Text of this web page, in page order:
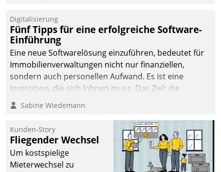
Digitalisierung
Fünf Tipps für eine erfolgreiche Software-
Einführung
Eine neue Softwarelösung einzuführen, bedeutet für
Immobilienverwaltungen nicht nur finanziellen,
sondern auch personellen Aufwand. Es ist eine
Investition, die sich lohnen muss. Das Ziel: die
nachhaltige Optimierung der Geschäftsabläufe. Damit
dieses Ziel erreicht wird, sollten einige Grundregeln
Sabine Wiedemann
Kunden-Story
Fliegender Wechsel
Um kostspielige
Mieterwechsel zu